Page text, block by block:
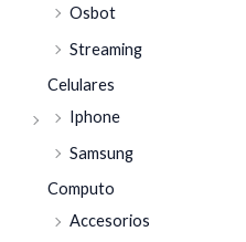
Osbot
Streaming
Celulares
Iphone
Samsung
Computo
Accesorios